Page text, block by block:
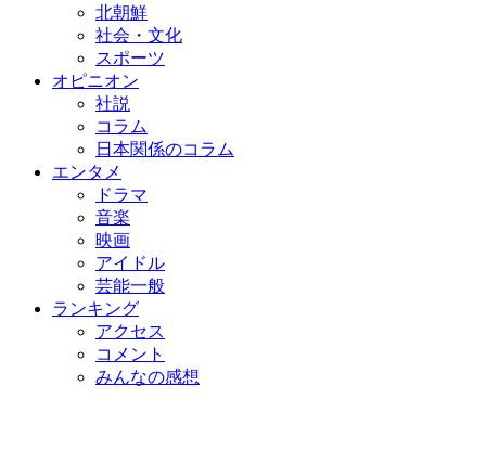
北朝鮮
社会・文化
スポーツ
オピニオン
社説
コラム
日本関係のコラム
エンタメ
ドラマ
音楽
映画
アイドル
芸能一般
ランキング
アクセス
コメント
みんなの感想